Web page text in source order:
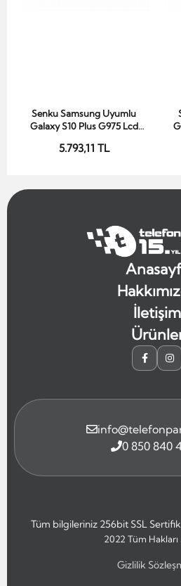
Sepete Ekle
Senku Samsung Uyumlu
Galaxy S10 Plus G975 Lcd
5.793,11 TL
İletişim
0 850 840
Tüm bilgileriniz 256bit SSL
2022 Tüm Hakları
Gizlilik